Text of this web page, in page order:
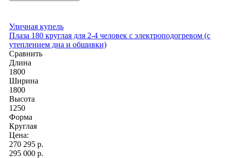
Уличная купель
Плаза 180 круглая для 2-4 человек с электроподогревом (с
утеплением дна и обшивки)
Сравнить
Длина
1800
Ширина
1800
Высота
1250
Форма
Круглая
Цена:
270 295 р.
295 000 р.